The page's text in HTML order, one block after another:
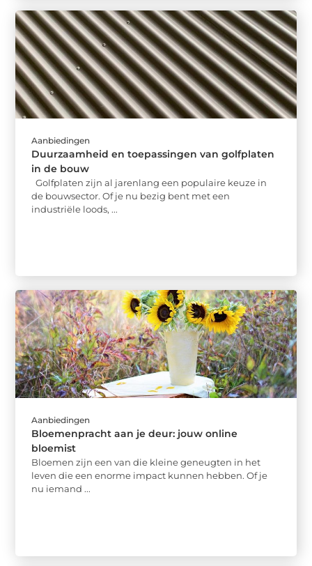
Aanbiedingen
Duurzaamheid en toepassingen van golfplaten
in de bouw
Golfplaten zijn al jarenlang een populaire keuze in
de bouwsector. Of je nu bezig bent met een
industriële loods, ...
Aanbiedingen
Bloemenpracht aan je deur: jouw online
bloemist
Bloemen zijn een van die kleine geneugten in het
leven die een enorme impact kunnen hebben. Of je
nu iemand ...